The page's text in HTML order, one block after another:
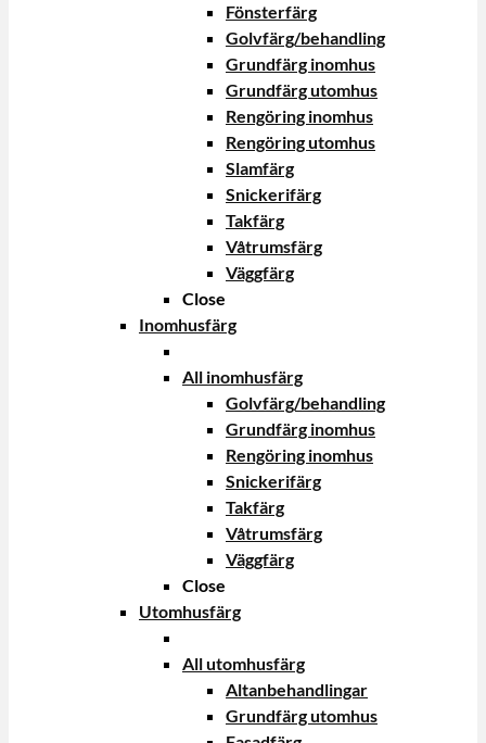
Fönsterfärg
Golvfärg/behandling
Grundfärg inomhus
Grundfärg utomhus
Rengöring inomhus
Rengöring utomhus
Slamfärg
Snickerifärg
Takfärg
Våtrumsfärg
Väggfärg
Close
Inomhusfärg
All inomhusfärg
Golvfärg/behandling
Grundfärg inomhus
Rengöring inomhus
Snickerifärg
Takfärg
Våtrumsfärg
Väggfärg
Close
Utomhusfärg
All utomhusfärg
Altanbehandlingar
Grundfärg utomhus